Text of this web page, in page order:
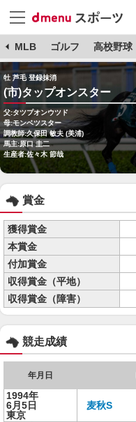
MLB ゴルフ 高校野球
牡 芦毛 登録抹消
(市)タップオンスター
父:タツプオンウツド
母:モンベツスター
調教師:久保田 敏夫 (美浦)
馬主:原口 圭二
生産者:佐々木 節哉
賞金
獲得賞金
本賞金
付加賞金
収得賞金（平地）
収得賞金（障害）
競走成績
年月日
1994年
6月5日
東京
麦秋S